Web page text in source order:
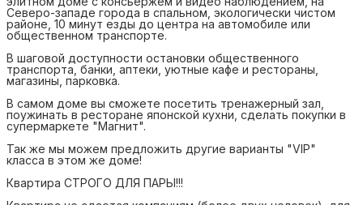
Северо-западе города в спальном, экологически чистом
районе, 10 минут езды до центра на автомобиле или
общественном транспорте.
В шаговой доступности остановки общественного
транспорта, банки, аптеки, уютные кафе и рестораны,
магазины, парковка.
В самом доме вы сможете посетить тренажерный зал,
поужинать в ресторане японской кухни, сделать покупки в
супермаркете "Магнит".
Так же мы можем предложить другие варианты "VIP"
класса в этом же доме!
Квартира СТРОГО ДЛЯ ПАРЫ!!!